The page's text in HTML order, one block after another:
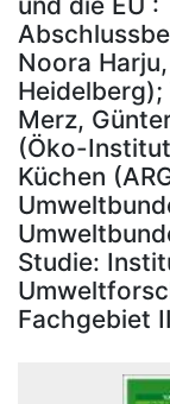
Noora
Merz,
(Öko-
Küchen
Studie:
Fachgebiet